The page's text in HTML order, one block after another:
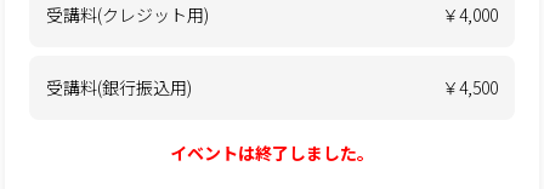
受講料(クレジット用) ￥4,000
受講料(銀行振込用) ￥4,500
イベントは終了しました。